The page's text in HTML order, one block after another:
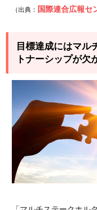
（出典： 国際連合広報セ
目標達成にはマル
トナーシップが欠